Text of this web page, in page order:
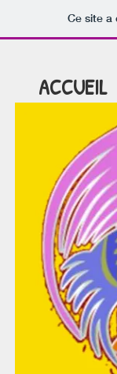
Ce site a
ACCUEIL